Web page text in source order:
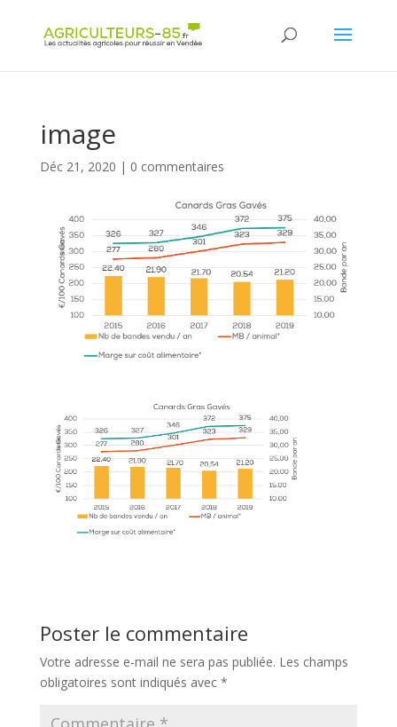
image
Déc 21, 2020 | 0 commentaires
Poster le commentaire
Votre adresse e-mail ne sera pas publiée. Les champs
obligatoires sont indiqués avec *